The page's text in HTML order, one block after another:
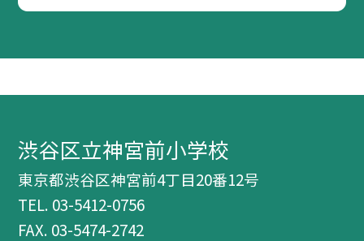
渋谷区立神宮前小学校
東京都渋谷区神宮前4丁目20番12号
TEL. 03-5412-0756
FAX. 03-5474-2742